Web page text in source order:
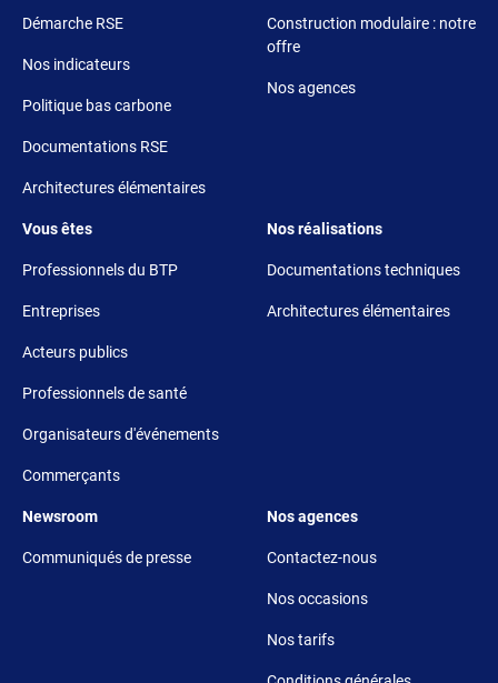
Démarche RSE
Nos indicateurs
Politique bas carbone
Documentations RSE
Architectures élémentaires
Construction modulaire : notre
offre
Nos agences
Footer 3
Vous êtes
Professionnels du BTP
Entreprises
Acteurs publics
Professionnels de santé
Organisateurs d'événements
Commerçants
Footer 4
Nos réalisations
Documentations techniques
Architectures élémentaires
Footer 5
Newsroom
Communiqués de presse
Footer 6
Nos agences
Contactez-nous
Nos occasions
Nos tarifs